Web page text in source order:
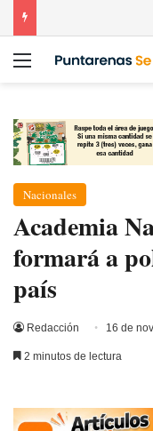
Menú
Nacionales
Academia
formará a
país
Redacción 16 de
2 minutos de lectura